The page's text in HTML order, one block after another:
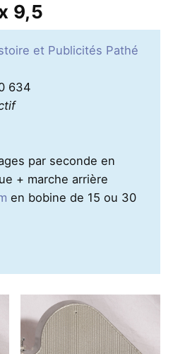
9,5
et Publicités Pathé
634
par seconde en
+ marche arrière
en bobine de 15 ou 30